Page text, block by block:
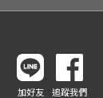
加好友 追蹤我們